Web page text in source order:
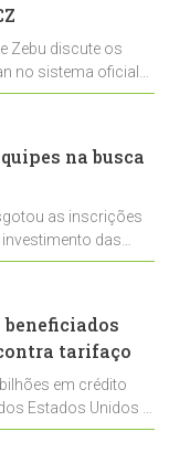
Zebu discute os
no sistema oficial
expansão na
na busca
as inscrições
das
Crioulos voltados
beneficiados
tarifaço
em crédito
Estados Unidos e